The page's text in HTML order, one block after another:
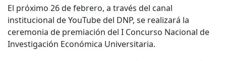
El próximo 26 de febrero, a través del canal
institucional de YouTube del DNP, se realizará la
ceremonia de premiación del I Concurso Nacional de
Investigación Económica Universitaria.